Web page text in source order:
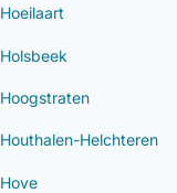
Hoeilaart
Holsbeek
Hoogstraten
Houthalen-Helchteren
Hove